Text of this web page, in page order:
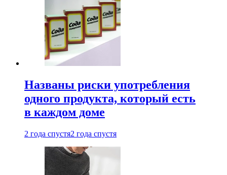
Названы риски употребления
одного продукта, который есть
в каждом доме
2 года спустя2 года спустя